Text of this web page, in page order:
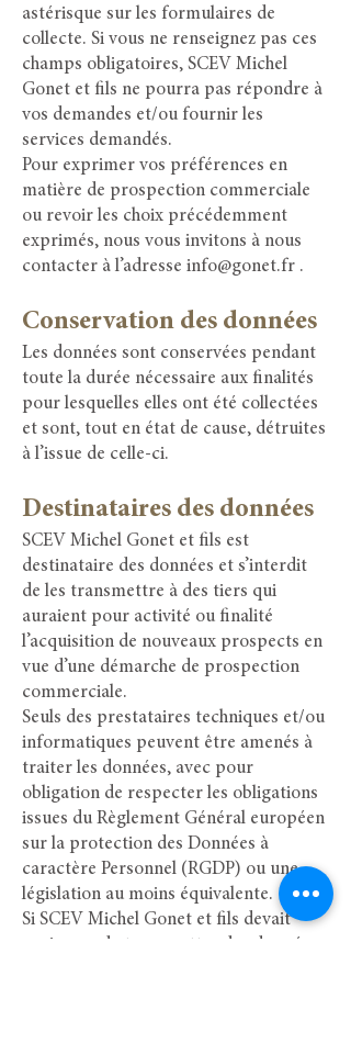
astérisque sur les formulaires de
collecte. Si vous ne renseignez pas ces
champs obligatoires, SCEV Michel
Gonet et fils ne pourra pas répondre à
vos demandes et/ou fournir les
services demandés.
Pour exprimer vos préférences en
matière de prospection commerciale
ou revoir les choix précédemment
exprimés, nous vous invitons à nous
contacter à l’adresse info@gonet.fr .
Conservation des données
Les données sont conservées pendant
toute la durée nécessaire aux finalités
pour lesquelles elles ont été collectées
et sont, tout en état de cause, détruites
à l’issue de celle-ci.
Destinataires des données
SCEV Michel Gonet et fils est
destinataire des données et s’interdit
de les transmettre à des tiers qui
auraient pour activité ou finalité
l’acquisition de nouveaux prospects en
vue d’une démarche de prospection
commerciale.
Seuls des prestataires techniques et/ou
informatiques peuvent être amenés à
traiter les données, avec pour
obligation de respecter les obligations
issues du Règlement Général européen
sur la protection des Données à
caractère Personnel (RGDP) ou une
législation au moins équivalente.
Si SCEV Michel Gonet et fils devait